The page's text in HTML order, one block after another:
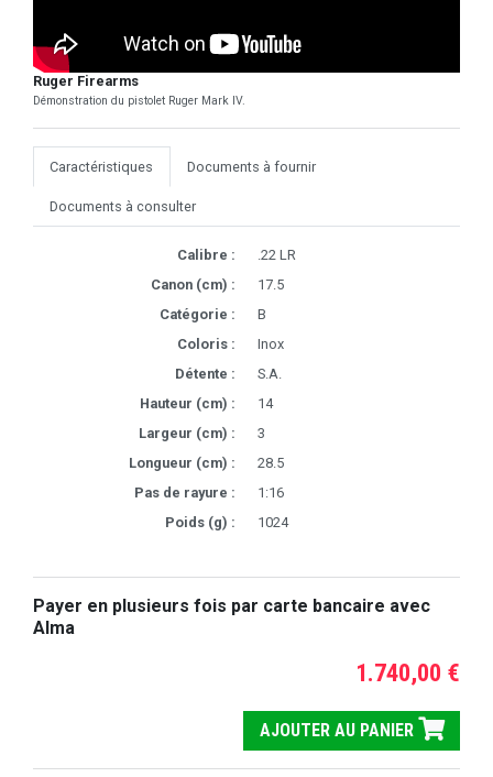
Ruger Firearms
Démonstration du pistolet Ruger Mark IV.
Caractéristiques Documents à fournir
Documents à consulter
Calibre :
.22 LR
Canon (cm) :
17.5
Catégorie :
B
Coloris :
Inox
Détente :
S.A.
Hauteur (cm) :
14
Largeur (cm) :
3
Longueur (cm) :
28.5
Pas de rayure :
1:16
Poids (g) :
1024
Payer en plusieurs fois par carte bancaire avec
Alma
1.740,00 €
AJOUTER AU PANIER